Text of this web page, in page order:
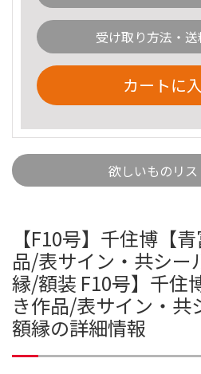
受け取り方法・
カートに
欲しいものリ
【F10号】千住博【
品/表サイン・共シー
縁/額装 F10号】千住
き作品/表サイン・
額縁の詳細情報